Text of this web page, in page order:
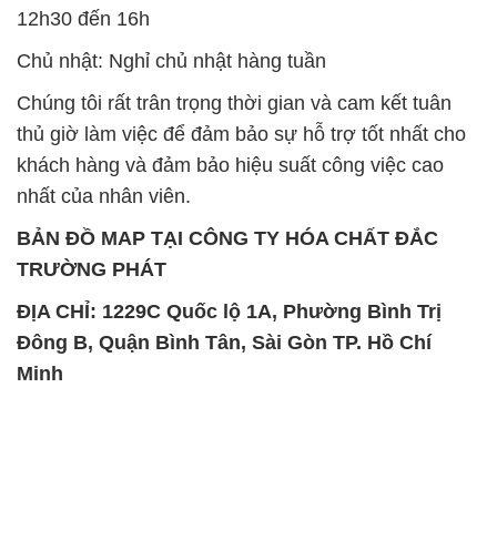
12h30 đến 16h
Chủ nhật: Nghỉ chủ nhật hàng tuần
Chúng tôi rất trân trọng thời gian và cam kết tuân
thủ giờ làm việc để đảm bảo sự hỗ trợ tốt nhất cho
khách hàng và đảm bảo hiệu suất công việc cao
nhất của nhân viên.
BẢN ĐỒ MAP TẠI CÔNG TY HÓA CHẤT ĐẮC
TRƯỜNG PHÁT
ĐỊA CHỈ: 1229C Quốc lộ 1A, Phường Bình Trị
Đông B, Quận Bình Tân, Sài Gòn TP. Hồ Chí
Minh